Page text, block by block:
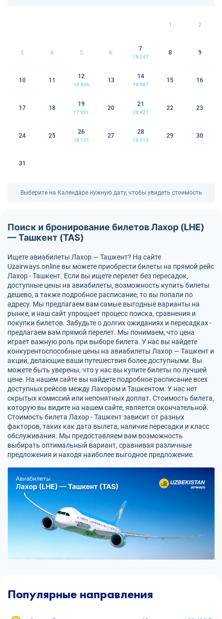
1 2
3 4 5 6
7
18 247
8 9
10 11
12
16 436
13
14
18 087
15 16
17 18
19
17 921
20
21
28 427
22 23
24 25
26
18 121
27
28
16 013
29 30
31
Выберите на Календаре нужную дату, чтобы увидеть стоимость
Поиск и бронирование билетов Лахор (LHE)
— Ташкент (TAS)
Ищете авиабилеты Лахор — Ташкент? На сайте
Uzairways.online вы можете приобрести билеты на прямой рейс
Лахор - Ташкент. Если вы ищете перелет без пересадок,
доступные цены на авиабилеты, возможность купить билеты
дешево, а также подробное расписание, то вы попали по
адресу. Мы предлагаем вам самые выгодные варианты на
рынке, и наш сайт упрощает процесс поиска, сравнения и
покупки билетов. Забудьте о долгих ожиданиях и пересадках -
предлагаем вам прямой перелет. Мы понимаем, что цена
играет важную роль при выборе билета. У нас вы найдете
конкурентоспособные цены на авиабилеты Лахор — Ташкент и
акции, делающие ваши путешествия более доступными. Вы
можете быть уверены, что у нас вы купите билеты по лучшей
цене. На нашем сайте вы найдете подробное расписание всех
доступных рейсов между Лахором и Ташкентом. У нас нет
скрытых комиссий или непонятных доплат. Стоимость билета,
которую вы видите на нашем сайте, является окончательной.
Стоимость билета Лахор - Ташкент зависит от разных
факторов, таких как дата вылета, наличие пересадки и класс
обслуживания. Мы предоставляем вам возможность
выбирать оптимальный вариант, сравнивая различные
предложения и находя наиболее выгодное предложение.
Популярные направления